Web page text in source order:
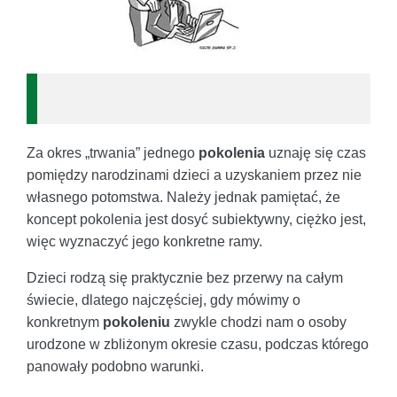
Za okres „trwania” jednego pokolenia uznaję się czas
pomiędzy narodzinami dzieci a uzyskaniem przez nie
własnego potomstwa. Należy jednak pamiętać, że
koncept pokolenia jest dosyć subiektywny, ciężko jest,
więc wyznaczyć jego konkretne ramy.
Dzieci rodzą się praktycznie bez przerwy na całym
świecie, dlatego najczęściej, gdy mówimy o
konkretnym pokoleniu zwykle chodzi nam o osoby
urodzone w zbliżonym okresie czasu, podczas którego
panowały podobno warunki.